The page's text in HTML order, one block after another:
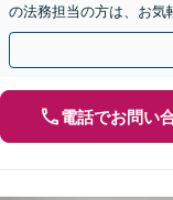
の法務担当の方は、お気
電話でお問い